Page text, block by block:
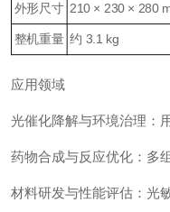
外形尺寸 210 × 230 × 280
整机重量 约 3.1 kg
应用领域
光催化降解与环境治理：
药物合成与反应优化：多
材料研发与性能评估：光